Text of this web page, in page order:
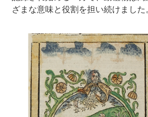
ざまな意味と役割を担い続けました